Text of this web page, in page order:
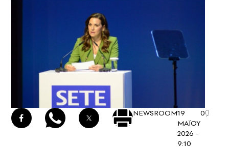
NEWSROOM19
ΜΑΪΟΥ
2026 -
9:10
0